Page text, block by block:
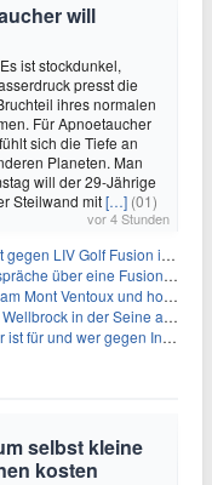
will
ist stockdunkel,
presst die
ihres normalen
Für Apnoetaucher
sich die Tiefe an
Planeten. Man
will der 29-Jährige
Steilwand mit[…] (01)
vor 4 Stunden
in einem sich wandelnden Sportumfeld
Golf zurück und bekräftigt die Wettbewerbslandschaft
Ventoux und holt Tour-Gelb
in der Seine ausgebremst
und wer gegen Infantino?
selbst kleine
kosten